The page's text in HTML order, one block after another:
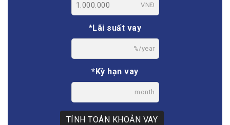
VNĐ
*Lãi suất vay
%/year
*Kỳ hạn vay
month
TÍNH TOÁN KHOẢN VAY